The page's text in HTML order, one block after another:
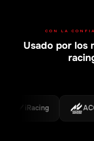
CON LA
Usado por los
iRacing ACC